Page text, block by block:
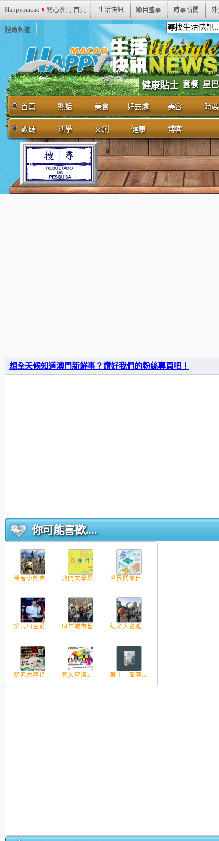
Happymacao ♥ 開心澳門 首頁 生活快訊 節目盛事 時事新聞 外
體育頻道
健康貼士 套餐 星
首頁 熱話 美食 好去處 美容 時裝
數碼 活學 文創 健康 博客
想全天候知道澳門新鮮事？讚好我們的粉絲專頁吧！
你可能喜歡....
帶著小熊去... 澳門文學獎... 世界閱讀日...
第九屆至愛... 明年城市藝... 幻彩大巡遊...
鄭家大屋禮... 藝文薈澳2... 第十一屆澳...